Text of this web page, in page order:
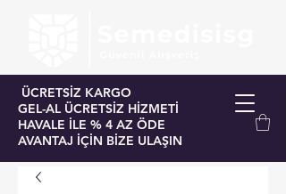
ÜCRETSİZ KARGO
GEL-AL ÜCRETSİZ HİZMETİ
HAVALE İLE % 4 AZ ÖDE
AVANTAJ İÇİN BİZE ULAŞIN